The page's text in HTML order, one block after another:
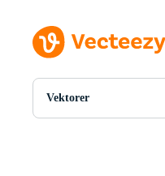
Vektorer
Alla Bilder